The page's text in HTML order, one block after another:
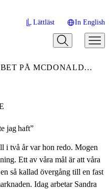
Lättläst In English
”JOBBET PÅ MCDONALDS ÄR DET ROLIGASTE JAG HAFT”
jag haft”
i två år var hon redo. Mogen
Ett av våra mål är att våra
så kallad övergång till en fast
Idag arbetar Sandra